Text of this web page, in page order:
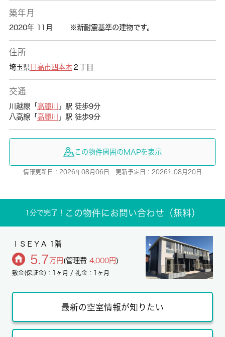
築年月
2020年 11月 ※新耐震基準の建物です。
住所
埼玉県日高市四本木２丁目
交通
川越線「 高麗川
」駅 徒歩9分
八高線「 高麗川 」駅 徒歩9分
この物件周囲のMAPを表示
情報更新日：2026年08月06日 更新予定日：2026年08月20日
1分で完了！ この物件にお問い合わせ（無料）
ＩＳＥＹＡ 1階
5.7 万円 (管理費 4,000円)
敷金(保証金)：1ヶ月 / 礼金：1ヶ月
最新の空室情報が知りたい